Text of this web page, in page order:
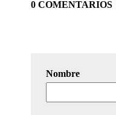
0 COMENTARIOS
Nombre